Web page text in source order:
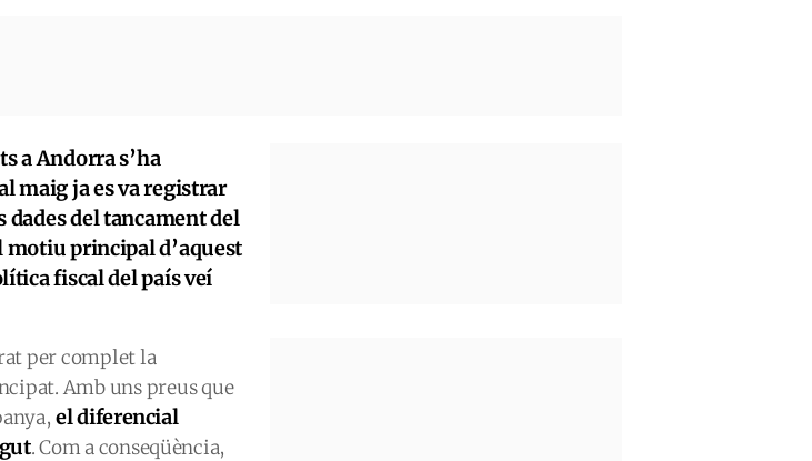
a Andorra s’ha
maig ja es va registrar
dades del tancament del
motiu principal d’aquest
fiscal del país veí
per complet la
Amb uns preus que
el diferencial
. Com a conseqüència,